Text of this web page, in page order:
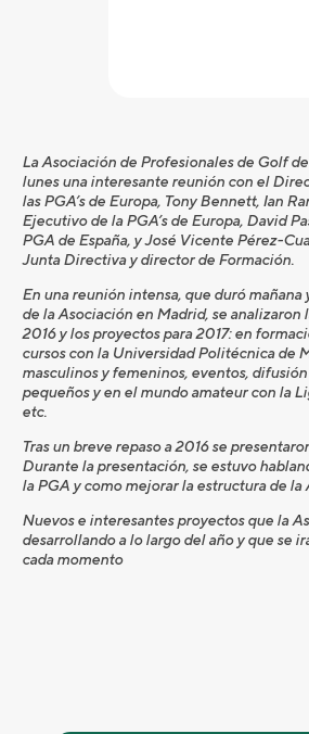
La Asociación de Profesionales de Golf
lunes una interesante reunión con el
las PGA’s de Europa, Tony Bennett, Ian
Ejecutivo de la PGA’s de Europa, David
PGA de España, y José Vicente Pérez-
Junta Directiva y director de Formación.
En una reunión intensa, que duró mañana
de la Asociación en Madrid, se analizaron
2016 y los proyectos para 2017: en
cursos con la Universidad Politécnica de
masculinos y femeninos, eventos,
pequeños y en el mundo amateur con la
etc.
Tras un breve repaso a 2016 se
Durante la presentación, se estuvo
la PGA y como mejorar la estructura de la
Nuevos e interesantes proyectos que la
desarrollando a lo largo del año y que se
cada momento